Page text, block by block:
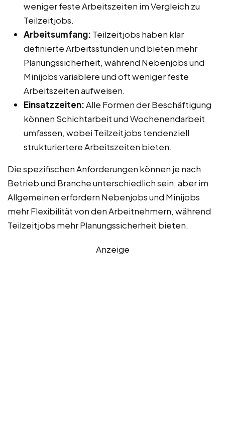
weniger feste Arbeitszeiten im Vergleich zu
Teilzeitjobs.
Arbeitsumfang: Teilzeitjobs haben klar
definierte Arbeitsstunden und bieten mehr
Planungssicherheit, während Nebenjobs und
Minijobs variablere und oft weniger feste
Arbeitszeiten aufweisen.
Einsatzzeiten:Alle Formen der Beschäftigung
können Schichtarbeit und Wochenendarbeit
umfassen, wobei Teilzeitjobs tendenziell
strukturiertere Arbeitszeiten bieten.
Die spezifischen Anforderungen können je nach
Betrieb und Branche unterschiedlich sein, aber im
Allgemeinen erfordern Nebenjobs und Minijobs
mehr Flexibilität von den Arbeitnehmern, während
Teilzeitjobs mehr Planungssicherheit bieten.
Anzeige